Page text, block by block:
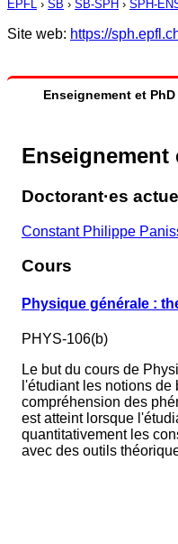
EPFL › SB › SB-SPH › SPH-
Site web: https://
Enseignement et PhD
Enseignement
Doctorant·es
Constant Philippe
Cours
Physique générale :
PHYS-106(b)
Le but du cours de
l'étudiant les notions
compréhension des
est atteint lorsque
quantitativement les
avec des outils